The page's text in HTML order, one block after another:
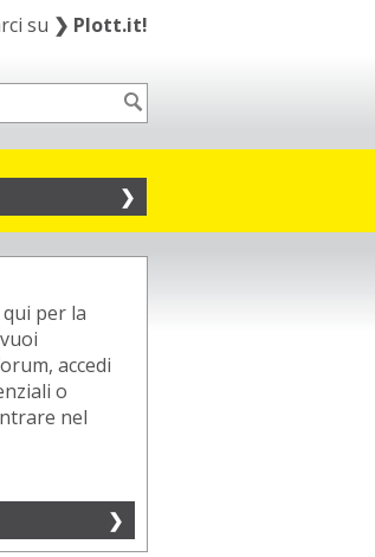
su ❯ Plott.it!
per la
accedi
o
nel